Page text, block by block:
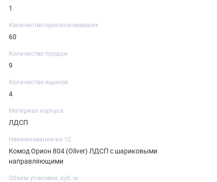
1
Количество проголосовавших
60
Количество продаж
9
Количество ящиков
4
Материал корпуса
ЛДСП
Наименование из 1С
Комод Орион 804 (Oliver) ЛДСП с шариковыми
направляющими
Объем упаковки, куб. м.